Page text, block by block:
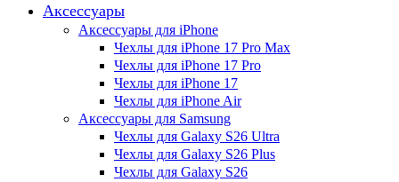
Аксессуары
Аксессуары для iPhone
Чехлы для iPhone 17 Pro Max
Чехлы для iPhone 17 Pro
Чехлы для iPhone 17
Чехлы для iPhone Air
Аксессуары для Samsung
Чехлы для Galaxy S26 Ultra
Чехлы для Galaxy S26 Plus
Чехлы для Galaxy S26